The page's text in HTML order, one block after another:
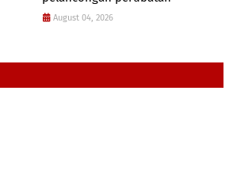
August 04, 2026